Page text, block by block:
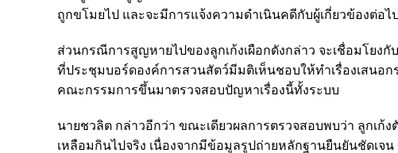
ถูกขโมยไป และจะมีการแจ้งความดำเนินคดีกับผู้เกี่ยวข้องต่อไป
ส่วนกรณีการสูญหายไปของลูกเก้งเผือกดังกล่าว จะเชื่อมโย
ที่ประชุมบอร์ดองค์การสวนสัตว์มีมติเห็นชอบให้ทำเรื่องเสนอ
คณะกรรมการขึ้นมาตรวจสอบปัญหาเรื่องนี้ทั้งระบบ
นายชวลิต กล่าวอีกว่า ขณะเดียวผลการตรวจสอบพบว่า ลูกเก้
เหลือมกินไปจริง เนื่องจากมีข้อมูลรูปถ่ายหลักฐานยืนยันชัดเ